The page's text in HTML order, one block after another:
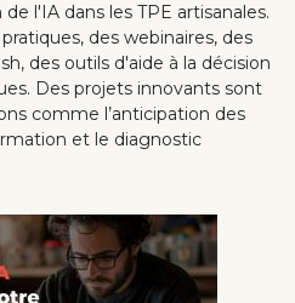
l'IA dans les TPE artisanales.
des webinaires, des
des outils d'aide à la décision
Des projets innovants sont
comme l’anticipation des
et le diagnostic